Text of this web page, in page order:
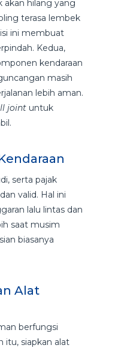
akan hilang yang
terasa lembek
ini membuat
Kedua,
kendaraan
masih
lebih aman.
joint untuk
serta pajak
valid. Hal ini
lalu lintas dan
saat musim
biasanya
Alat
berfungsi
itu, siapkan alat